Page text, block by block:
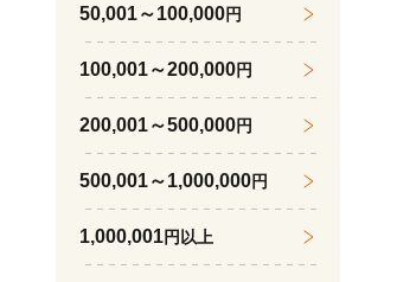
50,001～100,000円
100,001～200,000円
200,001～500,000円
500,001～1,000,000円
1,000,001円以上